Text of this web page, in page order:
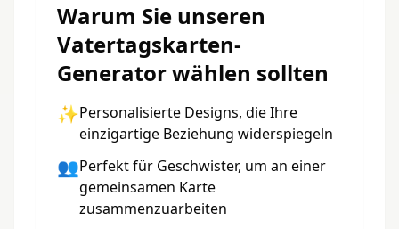
Warum Sie unseren
Vatertagskarten-
Generator wählen sollten
✨Personalisierte Designs, die Ihre
einzigartige Beziehung widerspiegeln
👥Perfekt für Geschwister, um an einer
gemeinsamen Karte
zusammenzuarbeiten